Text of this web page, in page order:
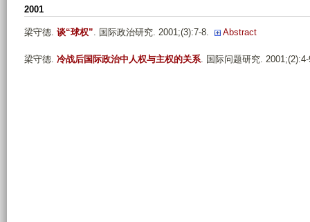
2001
梁守德. 谈“球权”. 国际政治研究. 2001;(3):7-8. Abstract
梁守德. 冷战后国际政治中人权与主权的关系. 国际问题研究.